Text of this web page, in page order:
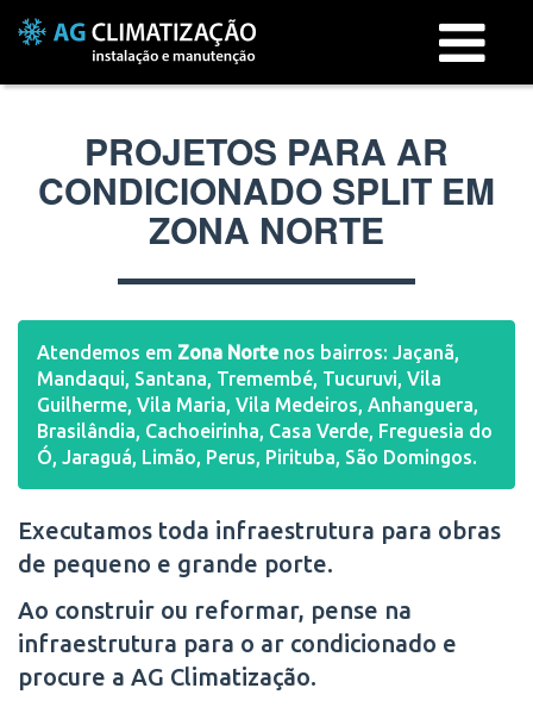
Menu
PROJETOS PARA AR
CONDICIONADO SPLIT EM
ZONA NORTE
Atendemos em Zona Nortenos bairros: Jaçanã,
Mandaqui, Santana, Tremembé, Tucuruvi, Vila
Guilherme, Vila Maria, Vila Medeiros, Anhanguera,
Brasilândia, Cachoeirinha, Casa Verde, Freguesia do
Ó, Jaraguá, Limão, Perus, Pirituba, São Domingos.
Executamos toda infraestrutura para obras
de pequeno e grande porte.
Ao construir ou reformar, pense na
infraestrutura para o ar condicionado e
procure a AG Climatização.